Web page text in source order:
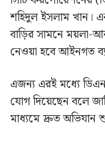
শহিদুল ইসলাম খান।
বাড়ির সামনে ময়লা-
নেওয়া হবে আইনগত
এজন্য এরই মধ্যে
যোগ দিয়েছেন বলে
মাধ্যমে দ্রুত অভিযান